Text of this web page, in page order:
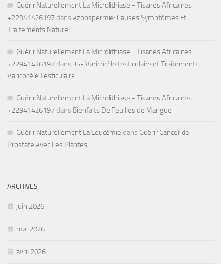
Guérir Naturellement La Microlithiase - Tisanes Africaines
+22941426197 dans Azoospermie: Causes Symptômes Et
Traitements Naturel
Guérir Naturellement La Microlithiase - Tisanes Africaines
+22941426197 dans 35- Varicocèle testiculaire et Traitements
Varicocèle Testiculaire
Guérir Naturellement La Microlithiase - Tisanes Africaines
+22941426197 dans Bienfaits De Feuilles de Mangue
Guérir Naturellement La Leucémie dans Guérir Cancer de
Prostate Avec Les Plantes
ARCHIVES
juin 2026
mai 2026
avril 2026